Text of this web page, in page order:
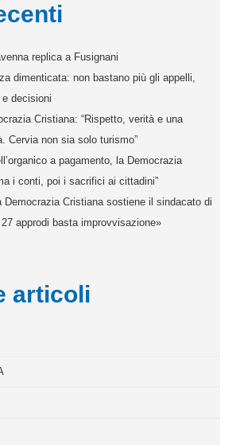
replica a Fusignani
dimenticata: non bastano più gli appelli,
decisioni
Cristiana: “Rispetto, verità e una
Cervia non sia solo turismo”
a pagamento, la Democrazia
i conti, poi i sacrifici ai cittadini”
Democrazia Cristiana sostiene il sindacato di
approdi basta improvvisazione»
articoli